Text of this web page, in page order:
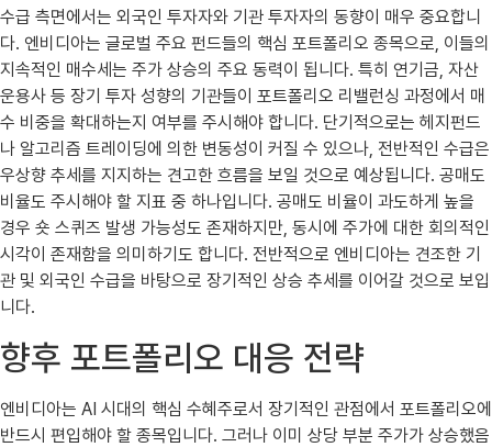
수급 측면에서는 외국인 투자자와 기관 투자자의 동향이 매우 중요합니
다. 엔비디아는 글로벌 주요 펀드들의 핵심 포트폴리오 종목으로, 이들의
지속적인 매수세는 주가 상승의 주요 동력이 됩니다. 특히 연기금, 자산
운용사 등 장기 투자 성향의 기관들이 포트폴리오 리밸런싱 과정에서 매
수 비중을 확대하는지 여부를 주시해야 합니다. 단기적으로는 헤지펀드
나 알고리즘 트레이딩에 의한 변동성이 커질 수 있으나, 전반적인 수급은
우상향 추세를 지지하는 견고한 흐름을 보일 것으로 예상됩니다. 공매도
비율도 주시해야 할 지표 중 하나입니다. 공매도 비율이 과도하게 높을
경우 숏 스퀴즈 발생 가능성도 존재하지만, 동시에 주가에 대한 회의적인
시각이 존재함을 의미하기도 합니다. 전반적으로 엔비디아는 견조한 기
관 및 외국인 수급을 바탕으로 장기적인 상승 추세를 이어갈 것으로 보입
니다.
향후 포트폴리오 대응 전략
엔비디아는 AI 시대의 핵심 수혜주로서 장기적인 관점에서 포트폴리오에
반드시 편입해야 할 종목입니다. 그러나 이미 상당 부분 주가가 상승했음